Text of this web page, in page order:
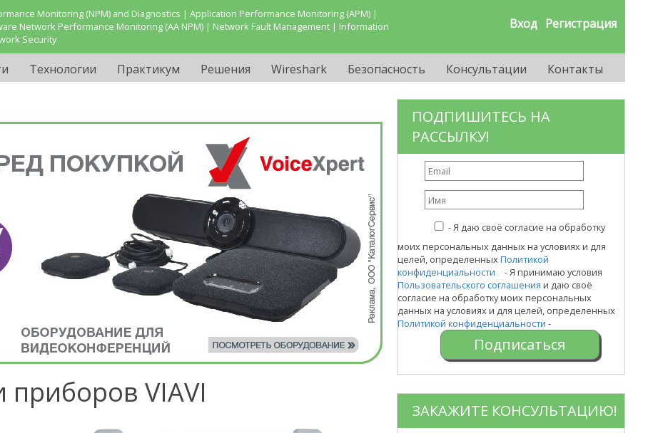
Вход Регистрация
Monitoring (NPM) and Diagnostics | Application Performance Monitoring (APM) |
Network Performance Monitoring (AA NPM) | Network Fault Management | Information
Security
Технологии Практикум Решения Wireshark Безопасность Консультации Контакты
VIAVI
ПОДПИШИТЕСЬ НА
РАССЫЛКУ!
-Я даю своё согласие на обработку
моих персональных данных на условиях и для
целей, определенныхПолитикой
конфиденциальности
- Я принимаю условия
Пользовательского соглашения и даю своё
согласие на обработку моих персональных
данных на условиях и для целей, определенных
Политикой конфиденциальности -
ЗАКАЖИТЕ КОНСУЛЬТАЦИЮ!